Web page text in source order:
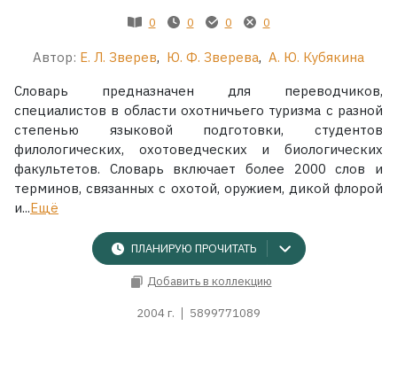
0 0 0 0
Автор: Е. Л. Зверев, Ю. Ф. Зверева, А. Ю. Кубякина
Словарь предназначен для переводчиков,
специалистов в области охотничьего туризма с разной
степенью языковой подготовки, студентов
филологических, охотоведческих и биологических
факультетов. Словарь включает более 2000 слов и
терминов, связанных с охотой, оружием, дикой флорой
и...Ещё
ПЛАНИРУЮ ПРОЧИТАТЬ
Добавить в коллекцию
2004 г. 5899771089